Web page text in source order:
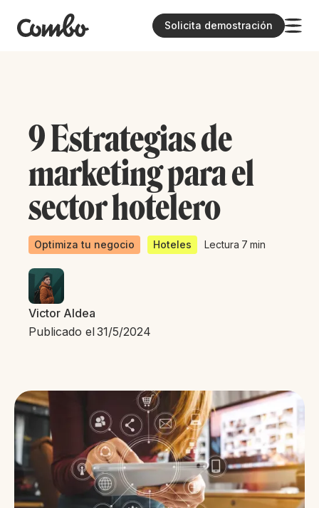
Solicita demostración
9 Estrategias de
marketing para el
sector hotelero
Optimiza tu negocio Hoteles Lectura 7 min
Victor Aldea
Publicado el31/5/2024